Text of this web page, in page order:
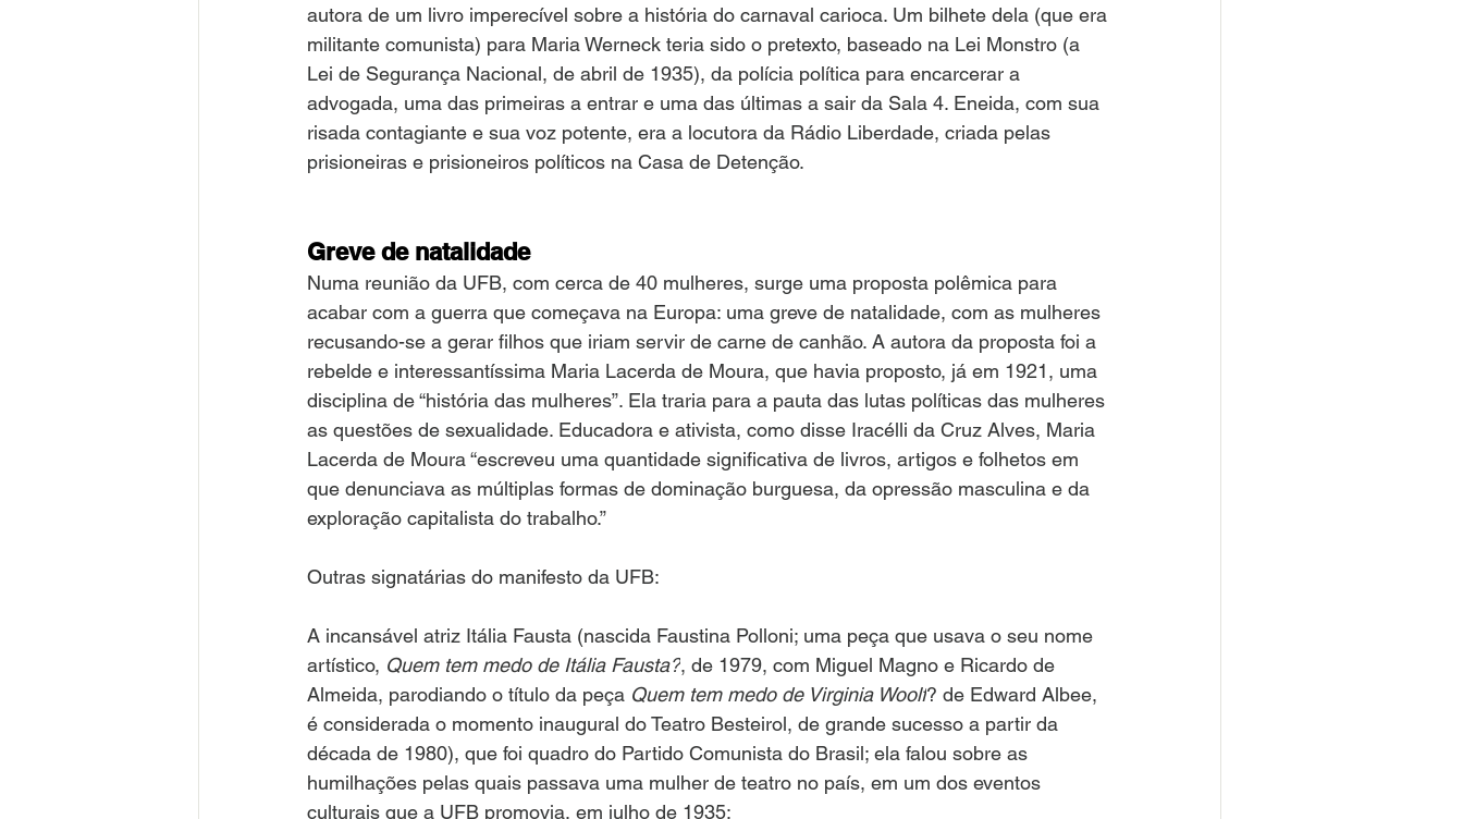
autora de um livro imperecível sobre a história do carnaval carioca. Um bilhete dela (que era
militante comunista) para Maria Werneck teria sido o pretexto, baseado na Lei Monstro (a
Lei de Segurança Nacional, de abril de 1935), da polícia política para encarcerar a
advogada, uma das primeiras a entrar e uma das últimas a sair da Sala 4. Eneida, com sua
risada contagiante e sua voz potente, era a locutora da Rádio Liberdade, criada pelas
prisioneiras e prisioneiros políticos na Casa de Detenção.
Greve de natalidade
Numa reunião da UFB, com cerca de 40 mulheres, surge uma proposta polêmica para
acabar com a guerra que começava na Europa: uma greve de natalidade, com as mulheres
recusando-se a gerar filhos que iriam servir de carne de canhão. A autora da proposta foi a
rebelde e interessantíssima Maria Lacerda de Moura, que havia proposto, já em 1921, uma
disciplina de “história das mulheres”. Ela traria para a pauta das lutas políticas das mulheres
as questões de sexualidade. Educadora e ativista, como disse Iracélli da Cruz Alves, Maria
Lacerda de Moura “escreveu uma quantidade significativa de livros, artigos e folhetos em
que denunciava as múltiplas formas de dominação burguesa, da opressão masculina e da
exploração capitalista do trabalho.”
Outras signatárias do manifesto da UFB:
A incansável atriz Itália Fausta (nascida Faustina Polloni; uma peça que usava o seu nome
artístico, Quem tem medo de Itália Fausta?, de 1979, com Miguel Magno e Ricardo de
Almeida, parodiando o título da peça Quem tem medo de Virginia Woolf? de Edward Albee,
é considerada o momento inaugural do Teatro Besteirol, de grande sucesso a partir da
década de 1980), que foi quadro do Partido Comunista do Brasil; ela falou sobre as
humilhações pelas quais passava uma mulher de teatro no país, em um dos eventos
culturais que a UFB promovia, em julho de 1935;